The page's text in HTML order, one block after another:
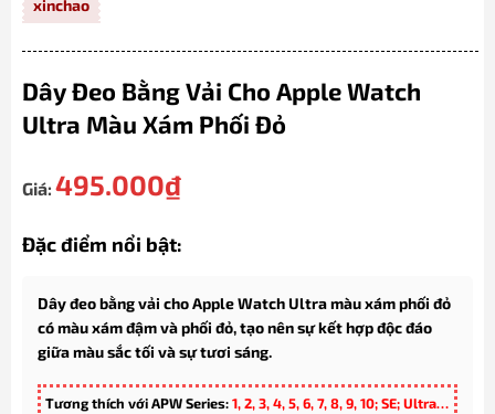
xinchao
Dây Đeo Bằng Vải Cho Apple Watch
Ultra Màu Xám Phối Đỏ
Giá: 495.000₫
Đặc điểm nổi bật:
Dây đeo bằng vải cho Apple Watch Ultra màu xám phối đỏ
có màu xám đậm và phối đỏ, tạo nên sự kết hợp độc đáo
giữa màu sắc tối và sự tươi sáng.
Tương thích với APW Series:1, 2, 3, 4, 5, 6, 7, 8, 9, 10; SE; Ultra…